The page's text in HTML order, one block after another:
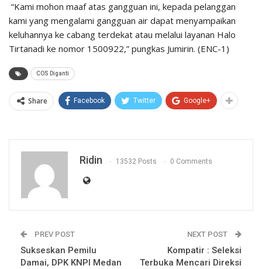
“Kami mohon maaf atas gangguan ini, kepada pelanggan
kami yang mengalami gangguan air dapat menyampaikan
keluhannya ke cabang terdekat atau melalui layanan Halo
Tirtanadi ke nomor 1500922,” pungkas Jumirin. (ENC-1)
COS Diganti
Share Facebook Twitter Google+
Ridin 13532 Posts 0 Comments
PREV POST
Sukseskan Pemilu
Damai, DPK KNPI Medan
NEXT POST
Kompatir : Seleksi
Terbuka Mencari Direksi